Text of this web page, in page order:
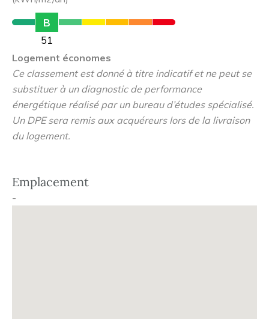
B
51
Logement économes
Ce classement est donné à titre indicatif et ne peut se
substituer à un diagnostic de performance
énergétique réalisé par un bureau d’études spécialisé.
Un DPE sera remis aux acquéreurs lors de la livraison
du logement.
Emplacement
-